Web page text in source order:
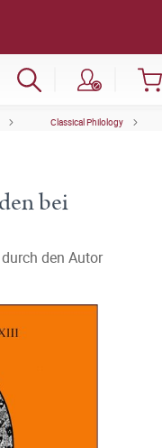
Classical Philology
bei
den Autor